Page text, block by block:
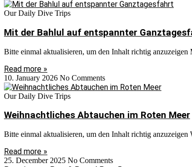
Our Daily Dive Trips
Mit der Bahlul auf entspannter
Bitte einmal aktualisieren, um den Inhalt richtig
Read more »
10. January 2026 No Comments
Our Daily Dive Trips
Weihnachtliches Abtauchen im Roten Meer
Bitte einmal aktualisieren, um den Inhalt richtig
Read more »
25. December 2025 No Comments